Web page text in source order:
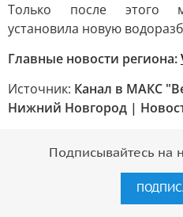
Только после этого
установила новую
Главные новости региона:
Источник: Канал в МАКС
Нижний Новгород |
Подписывайтесь на